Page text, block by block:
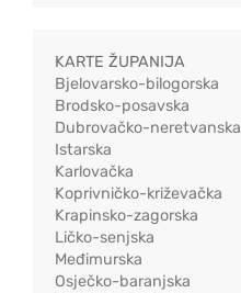
KARTE ŽUPANIJA
Bjelovarsko-bilogorska
Brodsko-posavska
Dubrovačko-neretvanska
Istarska
Karlovačka
Koprivničko-križevačka
Krapinsko-zagorska
Ličko-senjska
Međimurska
Osječko-baranjska